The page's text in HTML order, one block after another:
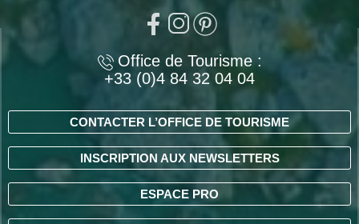
Office de Tourisme :
+33 (0)4 84 32 04 04
CONTACTER L’OFFICE DE TOURISME
INSCRIPTION AUX NEWSLETTERS
ESPACE PRO